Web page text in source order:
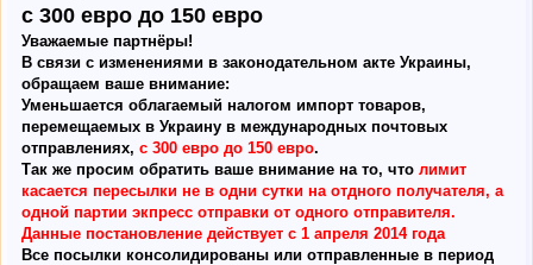
с 300 евро до 150 евро
Уважаемые партнёры!
В связи с изменениями в законодательном акте Украины,
обращаем ваше внимание:
Уменьшается облагаемый налогом импорт товаров,
перемещаемых в Украину в международных почтовых
отправлениях, с 300 евро до 150 евро.
Так же просим обратить ваше внимание на то, что лимит
касается пересылки не в одни сутки на отдного получателя, а
одной партии экпресс отправки от одного отправителя.
Данные постановление действует с 1 апреля 2014 года
Все посылки консолидированы или отправленные в период